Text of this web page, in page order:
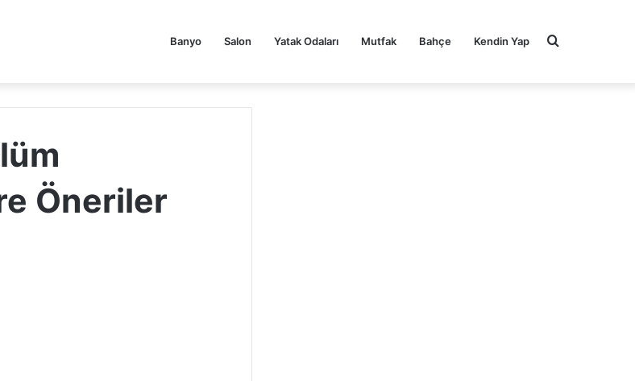
Banyo Salon Yatak Odaları Mutfak Bahçe Kendin Yap Arama
Öneriler